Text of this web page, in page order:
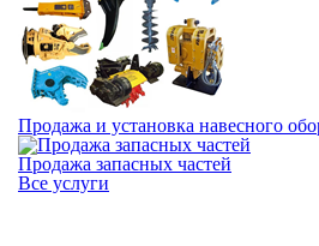
Продажа и установка навесного
Продажа запасных частей
Все услуги